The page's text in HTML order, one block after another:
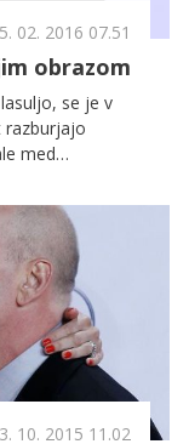
02. 2016 07.51
obrazom
se je v
razburjajo
med
10. 2015 11.02